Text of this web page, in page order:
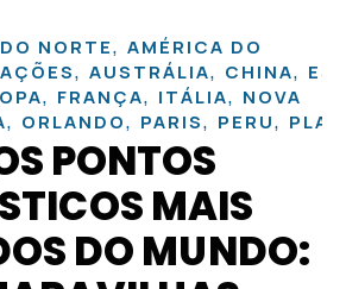
NORTE, AMÉRICA DO
, AUSTRÁLIA, CHINA,
, FRANÇA, ITÁLIA, NOVA
, ORLANDO, PARIS, PERU,
PONTOS
MAIS
DO MUNDO: